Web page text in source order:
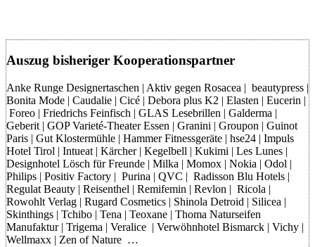
Auszug bisheriger Kooperationspartner
Anke Runge Designertaschen | Aktiv gegen Rosacea | beautypress |
Bonita Mode | Caudalie | Cicé | Debora plus K2 | Elasten | Eucerin |
Foreo | Friedrichs Feinfisch | GLAS Lesebrillen | Galderma |
Geberit | GOP Varieté-Theater Essen | Granini | Groupon | Guinot
Paris | Gut Klostermühle | Hammer Fitnessgeräte | hse24 | Impuls
Hotel Tirol | Intueat | Kärcher | Kegelbell | Kukimi | Les Lunes |
Designhotel Lösch für Freunde | Milka | Momox | Nokia | Odol |
Philips | Positiv Factory | Purina | QVC | Radisson Blu Hotels |
Regulat Beauty | Reisenthel | Remifemin | Revlon | Ricola |
Rowohlt Verlag | Rugard Cosmetics | Shinola Detroid | Silicea |
Skinthings | Tchibo | Tena | Teoxane | Thoma Naturseifen
Manufaktur | Trigema | Veralice | Verwöhnhotel Bismarck | Vichy |
Wellmaxx | Zen of Nature …